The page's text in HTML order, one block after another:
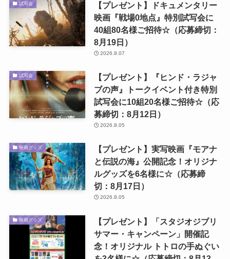
試写会
【プレゼント】ドキュメンタリー
映画『戦場0地点』特別試写会に
40組80名様ご招待☆（応募締切：
8月19日）
2026.8.07
試写会
【プレゼント】『ヒンド・ラジャ
ブの声』トークイベント付き特別
試写会に10組20名様ご招待☆（応
募締切：8月12日）
2026.8.05
映画グッズ
【プレゼント】実写映画『モアナ
と伝説の海』公開記念！オリジナ
ルグッズを6名様に☆（応募締
切：8月17日）
2026.8.05
映画グッズ
【プレゼント】「スタジオジブリ
サマー・キャンペーン」開催記
念！オリジナル トトロの手ぬぐい